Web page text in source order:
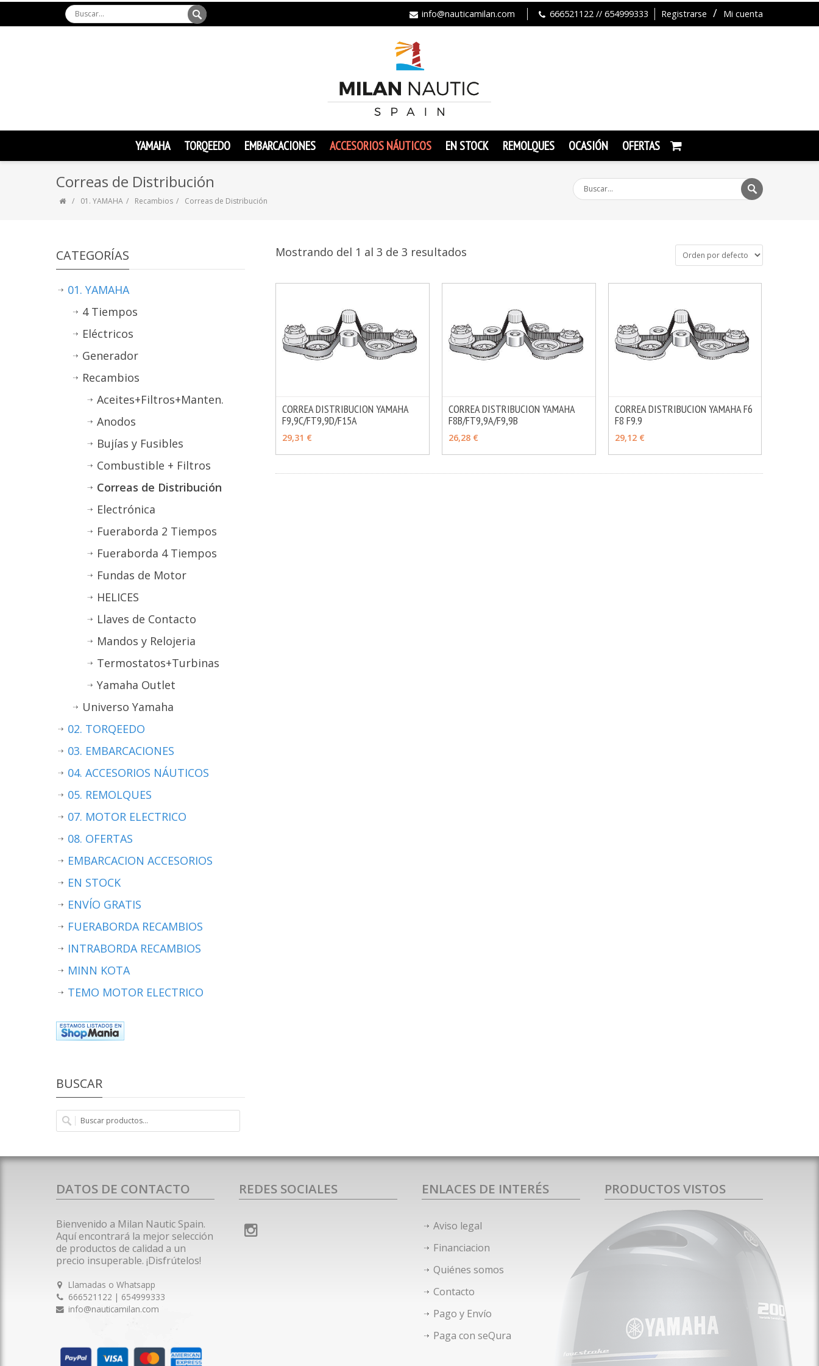
Registrarse Mi cuenta
info@nauticamilan.com 666521122 // 654999333
YAMAHA TORQEEDO EMBARCACIONES ACCESORIOS NÁUTICOS EN STOCK REMOLQUES OCASIÓN OFERTAS
Correas de Distribución
01. YAMAHA Recambios Correas de Distribución
Mostrando del 1 al 3 de 3 resultados
AÑADIR
CORREA DISTRIBUCION YAMAHA
F9,9C/FT9,9D/F15A
29,31 €
AÑADIR
CORREA DISTRIBUCION YAMAHA
F8B/FT9,9A/F9,9B
26,28 €
AÑADIR
CORREA DISTRIBUCION YAMAHA F6
F8 F9.9
29,12 €
CATEGORÍAS
01. YAMAHA
4 Tiempos
Eléctricos
Generador
Recambios
Aceites+Filtros+Manten.
Anodos
Bujías y Fusibles
Combustible + Filtros
Correas de Distribución
Electrónica
Fueraborda 2 Tiempos
Fueraborda 4 Tiempos
Fundas de Motor
HELICES
Llaves de Contacto
Mandos y Relojeria
Termostatos+Turbinas
Yamaha Outlet
Universo Yamaha
02. TORQEEDO
03. EMBARCACIONES
04. ACCESORIOS NÁUTICOS
05. REMOLQUES
07. MOTOR ELECTRICO
08. OFERTAS
EMBARCACION ACCESORIOS
EN STOCK
ENVÍO GRATIS
FUERABORDA RECAMBIOS
INTRABORDA RECAMBIOS
MINN KOTA
TEMO MOTOR ELECTRICO
BUSCAR
DATOS DE CONTACTO
Bienvenido a Milan Nautic Spain.
Aquí encontrará la mejor selección
de productos de calidad a un
precio insuperable. ¡Disfrútelos!
Llamadas o Whatsapp
666521122 | 654999333
info@nauticamilan.com
REDES SOCIALES ENLACES DE INTERÉS
Aviso legal
Financiacion
Quiénes somos
Contacto
Pago y Envío
Paga con seQura
PRODUCTOS VISTOS